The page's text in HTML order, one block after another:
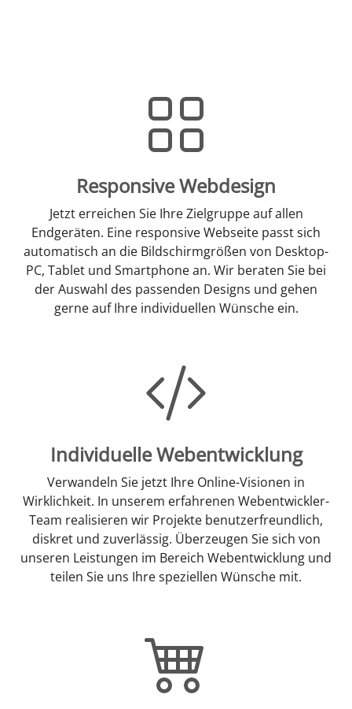
Responsive Webdesign
Jetzt erreichen Sie Ihre Zielgruppe auf allen
Endgeräten. Eine responsive Webseite passt sich
automatisch an die Bildschirmgrößen von Desktop-
PC, Tablet und Smartphone an. Wir beraten Sie bei
der Auswahl des passenden Designs und gehen
gerne auf Ihre individuellen Wünsche ein.
Individuelle Webentwicklung
Verwandeln Sie jetzt Ihre Online-Visionen in
Wirklichkeit. In unserem erfahrenen Webentwickler-
Team realisieren wir Projekte benutzerfreundlich,
diskret und zuverlässig. Überzeugen Sie sich von
unseren Leistungen im Bereich Webentwicklung und
teilen Sie uns Ihre speziellen Wünsche mit.